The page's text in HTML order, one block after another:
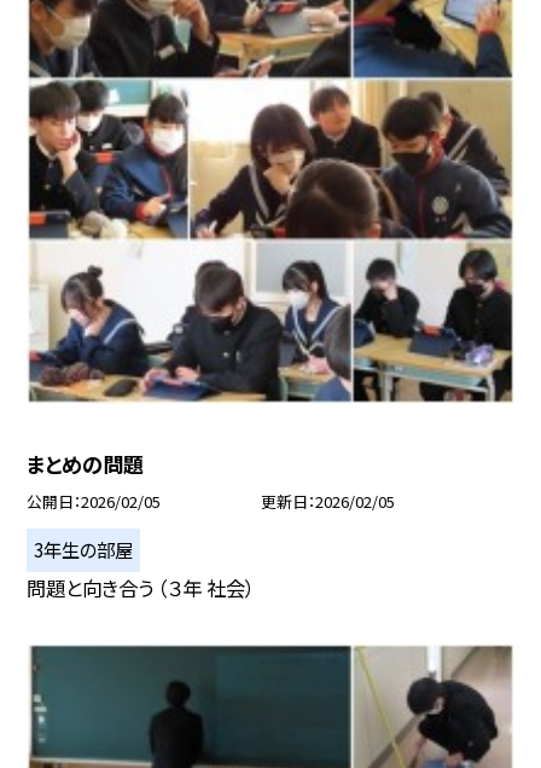
まとめの問題
公開日 2026/02/05 更新日 2026/02/05
3年生の部屋
問題と向き合う （３年 社会）